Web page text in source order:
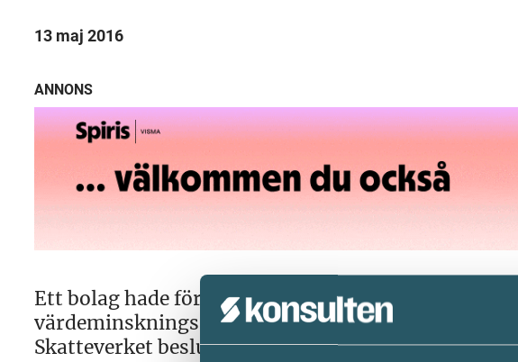
13 maj 2016
ANNONS
Ett bolag hade förvärvat tomträtter med
värdeminskningsavdrag för byggnad ingick både
Skatteverket beslutade att markvärdet inte skulle